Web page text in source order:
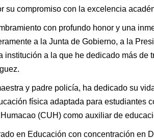
su compromiso con la excelencia
con profundo honor y una
a la Junta de Gobierno, a la
institución a la que he dedicado más de
y padre policía, ha dedicado su
física adaptada para estudiantes
(CUH) como auxiliar de
en Educación con concentración en